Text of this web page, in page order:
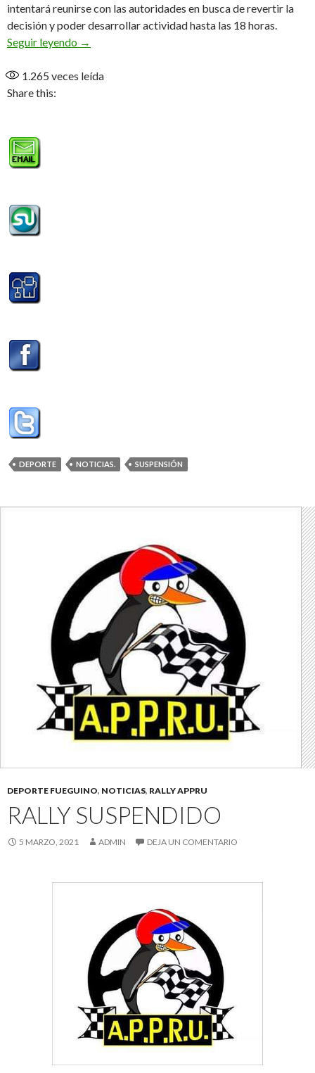
intentará reunirse con las autoridades en busca de revertir la
decisión y poder desarrollar actividad hasta las 18 horas.
Seguir leyendo Sin deporte hasta fin de mes
→
1.265 veces leída
Share this:
DEPORTE NOTICIAS. SUSPENSIÓN
DEPORTE FUEGUINO, NOTICIAS, RALLY APPRU
RALLY SUSPENDIDO
5 MARZO, 2021 ADMIN DEJA UN COMENTARIO